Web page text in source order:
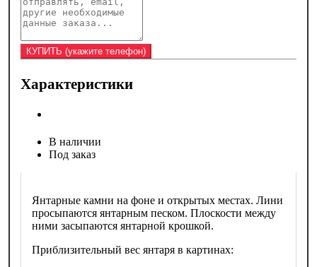
Характеристики
В наличии
Под заказ
Янтарные камни на фоне и открытых местах. Лини
просыпаются янтарным песком. Плоскости между
ними засыпаются янтарной крошкой.
Приблизительный вес янтаря в картинах: